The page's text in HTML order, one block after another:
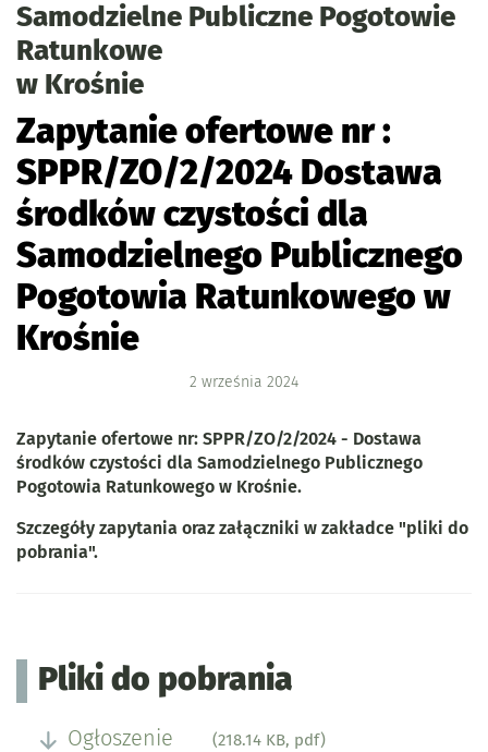
Samodzielne Publiczne Pogotowie
Ratunkowe
w Krośnie
Zapytanie ofertowe nr :
SPPR/ZO/2/2024 Dostawa
środków czystości dla
Samodzielnego Publicznego
Pogotowia Ratunkowego w
Krośnie
2 września 2024
Zapytanie ofertowe nr: SPPR/ZO/2/2024 - Dostawa
środków czystości dla Samodzielnego Publicznego
Pogotowia Ratunkowego w Krośnie.
Szczegóły zapytania oraz załączniki w zakładce "pliki do
pobrania".
Pliki do pobrania
Ogłoszenie (218.14 KB, pdf)